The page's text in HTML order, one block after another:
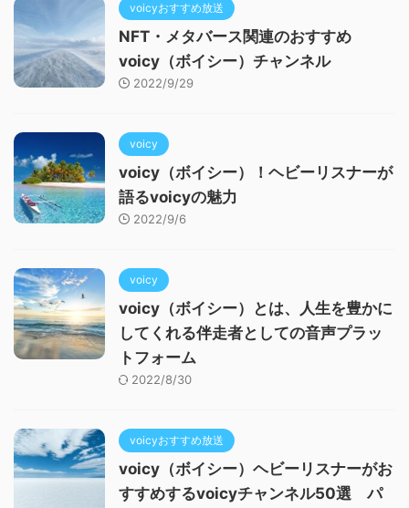
voicyおすすめ放送
NFT・メタバース関連のおすすめ
voicy（ボイシー）チャンネル
2022/9/29
voicy
voicy（ボイシー）！ヘビーリスナーが
語るvoicyの魅力
2022/9/6
voicy
voicy（ボイシー）とは、人生を豊かに
してくれる伴走者としての音声プラッ
トフォーム
2022/8/30
voicyおすすめ放送
voicy（ボイシー）ヘビーリスナーがお
すすめするvoicyチャンネル50選 パ